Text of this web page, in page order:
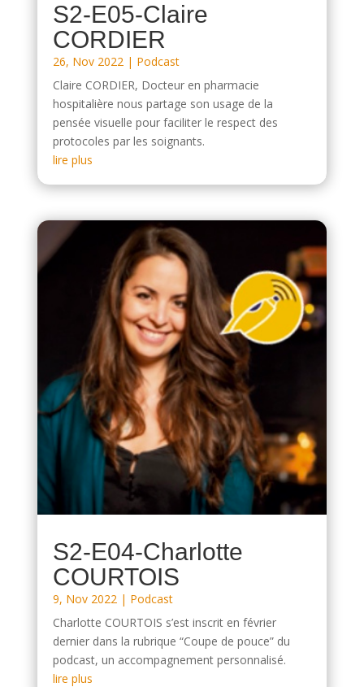
S2-E05-Claire
CORDIER
26, Nov 2022| Podcast
Claire CORDIER, Docteur en pharmacie
hospitalière nous partage son usage de la
pensée visuelle pour faciliter le respect des
protocoles par les soignants.
lire plus
S2-E04-Charlotte
COURTOIS
9, Nov 2022 | Podcast
Charlotte COURTOIS s’est inscrit en février
dernier dans la rubrique “Coupe de pouce” du
podcast, un accompagnement personnalisé.
lire plus